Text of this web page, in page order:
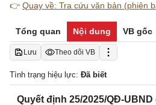
👉 Quay về: Tra cứu văn bản (phiên
Tổng quan Nội dung VB gốc
Lưu Theo dõi VB
Tình trạng hiệu lực: Đã biết
Quyết định 25/2025/QĐ-